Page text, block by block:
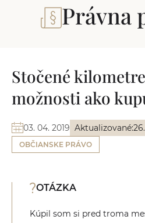
Právna
Stočené
možnosti ako
03. 04. 2019 Aktualizované:
OBČIANSKE PRÁVO
OTÁZKA
Kúpil som si pred troma